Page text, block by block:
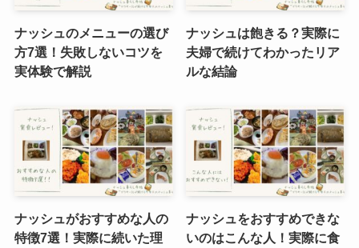
ナッシュのメニューの選び
方7選！失敗しないコツを
実体験で解説
ナッシュは飽きる？実際に
夫婦で続けてわかったリア
ルな結論
ナッシュがおすすめな人の
特徴7選！実際に続いた理
ナッシュをおすすめできな
いのはこんな人！実際に食